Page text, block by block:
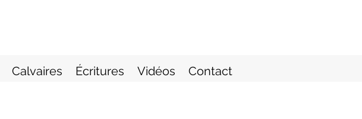
Calvaires Écritures Vidéos Contact